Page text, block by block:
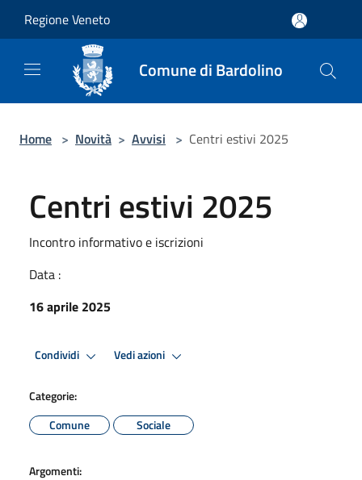
Regione Veneto
Comune di Bardolino
Home > Novità > Avvisi > Centri estivi 2025
Centri estivi 2025
Incontro informativo e iscrizioni
Data :
16 aprile 2025
Condividi Vedi azioni
Categorie:
Comune
Sociale
Argomenti: